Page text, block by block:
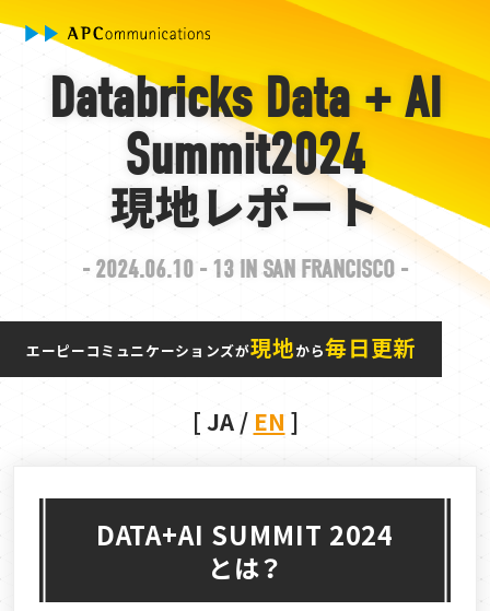
Databricks Data + AI
Summit2024
現地レポート
- 2024.06.10 - 13 IN SAN FRANCISCO -
エーピーコミュニケーションズが現地から毎日更新
[ JA / EN ]
DATA+AI SUMMIT 2024
とは？